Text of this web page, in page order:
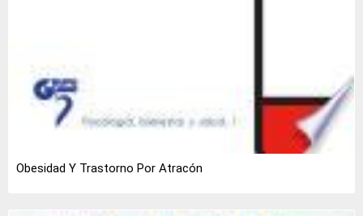
Obesidad Y Trastorno Por Atracón